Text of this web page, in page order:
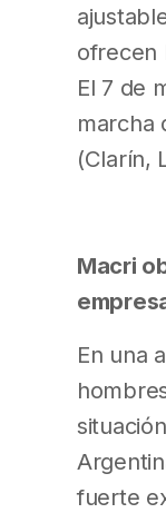
ofrecen
El 7 de
marcha
(Clarín,
Macri
En una
fuerte